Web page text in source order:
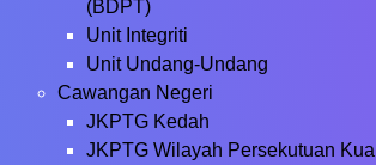
(BDPT)
Unit Integriti
Unit Undang-Undang
Cawangan Negeri
JKPTG Kedah
JKPTG Wilayah Persekutuan